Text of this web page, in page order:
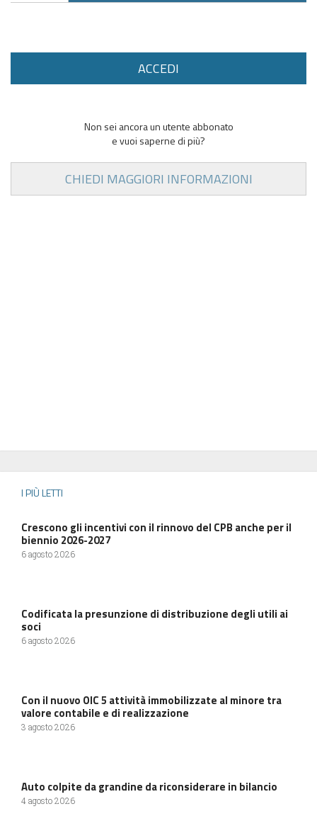
ACCEDI
Non sei ancora un utente abbonato
e vuoi saperne di più?
CHIEDI MAGGIORI INFORMAZIONI
I PIÙ LETTI
Crescono gli incentivi con il rinnovo del CPB anche per il
biennio 2026-2027
6 agosto 2026
Codificata la presunzione di distribuzione degli utili ai
soci
6 agosto 2026
Con il nuovo OIC 5 attività immobilizzate al minore tra
valore contabile e di realizzazione
3 agosto 2026
Auto colpite da grandine da riconsiderare in bilancio
4 agosto 2026